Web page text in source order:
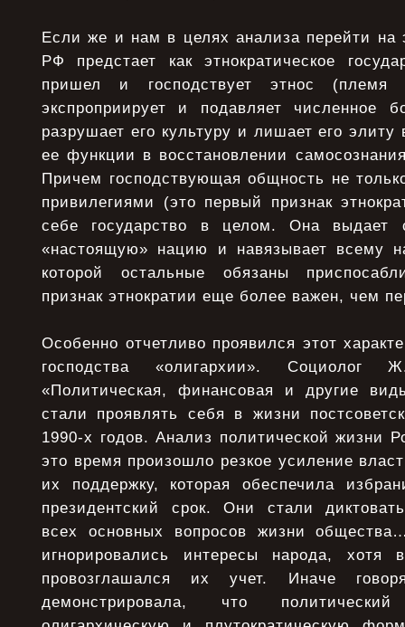
Если же и нам в целях анализа перейти на
РФ предстает как этнократическое
пришел и господствует этнос (племя
экспроприирует и подавляет численное
разрушает его культуру и лишает его
ее функции в восстановлении
Причем господствующая общность не
привилегиями (это первый признак
себе государство в целом. Она выдает
«настоящую» нацию и навязывает всему
которой остальные обязаны
признак этнократии еще более важен, чем
Особенно отчетливо проявился этот
господства «олигархии». Социолог
«Политическая, финансовая и другие
стали проявлять себя в жизни
1990-х годов. Анализ политической жизни
это время произошло резкое усиление
их поддержку, которая обеспечила
президентский срок. Они стали
всех основных вопросов жизни
игнорировались интересы народа, хотя
провозглашался их учет. Иначе
демонстрировала, что